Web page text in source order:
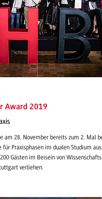
Award 2019
am 28. November bereits zum 2. Mal
für Praxisphasen im dualen Studium
Gästen im Beisein von
verliehen.